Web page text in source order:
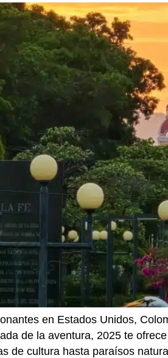
en Estados Unidos,
de la aventura, 2025 te
de cultura hasta paraísos